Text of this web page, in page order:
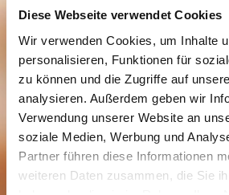
Diese Webseite verwendet Cookies
Wir verwenden Cookies, um Inhalte
personalisieren, Funktionen für
zu können und die Zugriffe auf
analysieren. Außerdem geben wir
Verwendung unserer Website an
soziale Medien, Werbung und
Partner führen diese Informationen
weiteren Daten zusammen, die Sie
Büro: +49(0)69-95421264
Mobil: +49(0)178-9211234
Dr. Patrick Schmidl verfügt über
Beteiligungserfahrung aus seiner Zeit
Director für ein Beteiligungshaus. Zudem